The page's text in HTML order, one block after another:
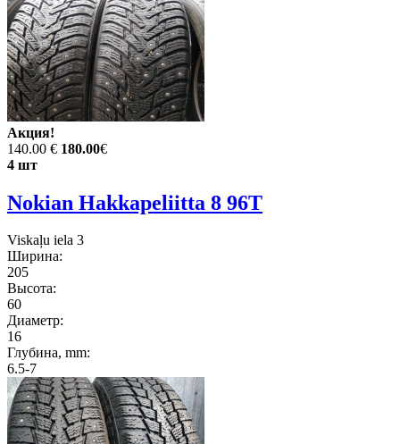
Акция!
140.00 € 180.00€
4 шт
Nokian Hakkapeliitta 8 96T
Viskaļu iela 3
Ширина:
205
Высота:
60
Диаметр:
16
Глубина, mm:
6.5-7